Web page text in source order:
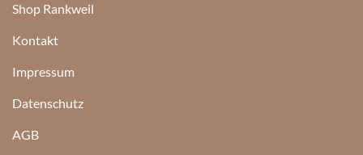
Shop Rankweil
Kontakt
Impressum
Datenschutz
AGB